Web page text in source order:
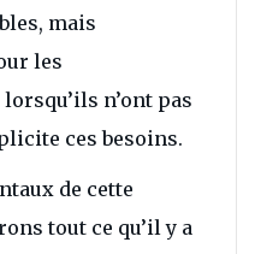
mais
les
n’ont pas
ces besoins.
de cette
tout ce qu’il y a